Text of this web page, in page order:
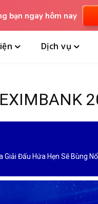
bạn ngay hôm nay
Dịch vụ
Run Eximbank TRỞ LẠI Sự Trở Lại Của